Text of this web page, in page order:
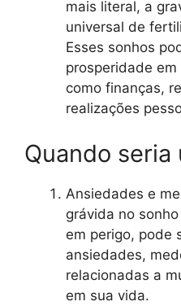
mais literal, a
universal de
Esses sonhos
prosperidade
como finanças,
realizações
Quando seria
Ansiedades e
grávida no
em perigo, pode
ansiedades,
relacionadas a
em sua vida.